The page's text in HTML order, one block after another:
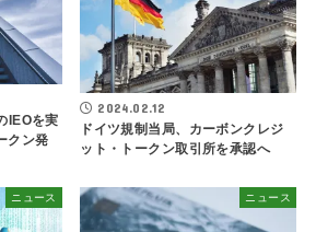
IEOを実
クン発
2024.02.12
ドイツ規制当局、カーボンクレジ
ット・トークン取引所を承認へ
ニュース ニュース